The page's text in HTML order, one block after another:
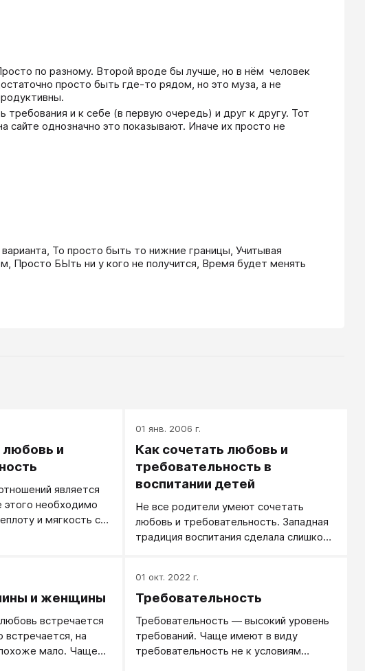
по разному. Второй вроде бы лучше, но в нём  человек
просто быть где-то рядом, но это муза, а не
и к себе (в первую очередь) и друг к другу. Тот
однозначно это показывают. Иначе их просто не
То просто быть то нижние границы, Учитывая
Просто БЫть ни у кого не получится, Время будет менять
любовь и
является
необходимо
и мягкость с
не снимая грязной
так остановить
а с другой не
что ваше
01 янв. 2006 г.
Как сочетать любовь и
требовательность в
воспитании детей
Не все родители умеют сочетать
любовь и требовательность. Западная
традиция воспитания сделала слишком
и душевный», в сторону
безоценочности и всеприятия, забыв о
жизни.
и женщины
встречается
встречается, на
мало. Чаще
01 окт. 2022 г.
Требовательность
Требовательность — высокий уровень
требований. Чаще имеют в виду
требовательность не к условиям